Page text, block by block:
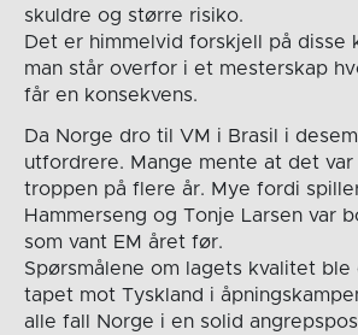
skuldre og større risiko.
Det er himmelvid forskjell på disse
man står overfor i et mesterskap
får en konsekvens.
Da Norge dro til VM i Brasil i
utfordrere. Mange mente at det var
troppen på flere år. Mye fordi
Hammerseng og Tonje Larsen var
som vant EM året før.
Spørsmålene om lagets kvalitet
tapet mot Tyskland i
alle fall Norge i en solid